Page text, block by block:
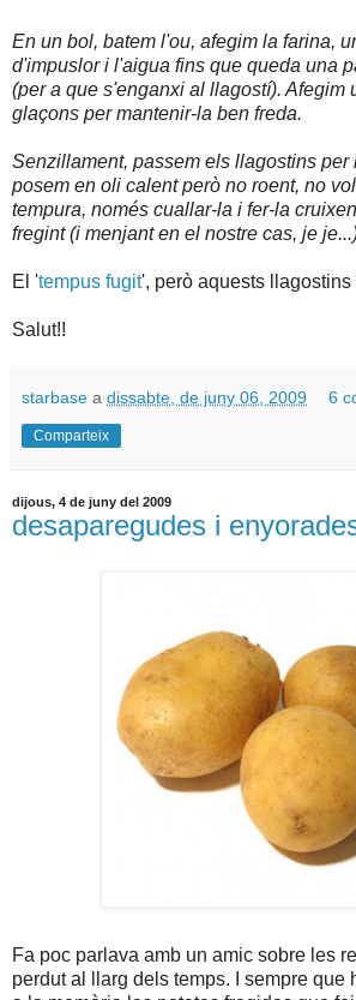
En un bol, batem l'ou, afegim la farina,
d'impuslor i l'aigua fins que queda una
(per a que s'enganxi al llagostí). Afegim
glaçons per mantenir-la ben freda.
Senzillament, passem els llagostins per
posem en oli calent però no roent, no
tempura, només cuallar-la i fer-la
fregint (i menjant en el nostre cas, je
El 'tempus fugit', però aquests llagostins
Salut!!
starbase a dissabte, de juny 06, 2009 6
Comparteix
dijous, 4 de juny del 2009
desaparegudes i
Fa poc parlava amb un amic sobre les
perdut al llarg dels temps. I sempre que